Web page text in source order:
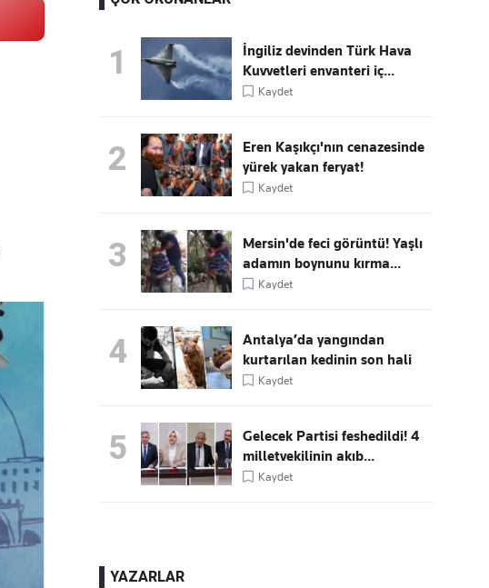
Kaçırmayın
Ücretsiz üye olun, gündemi
1
İngiliz devinden Türk Hava
Kuvvetleri envanteri iç...
Kaydet
2
Eren Kaşıkçı'nın cenazesinde
yürek yakan feryat!
Kaydet
3
Mersin'de feci görüntü! Yaşlı
adamın boynunu kırma...
Kaydet
4
Antalya’da yangından
kurtarılan kedinin son hali
Kaydet
5
Gelecek Partisi feshedildi! 4
milletvekilinin akıb...
Kaydet
YAZARLAR